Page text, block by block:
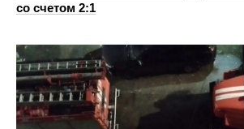
со счетом 2:1